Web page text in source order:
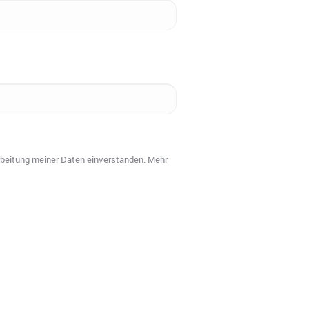
meiner Daten einverstanden. Mehr